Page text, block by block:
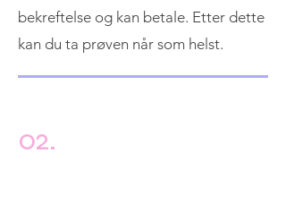
bekreftelse og kan betale. Etter dette
kan du ta prøven når som helst.
02.